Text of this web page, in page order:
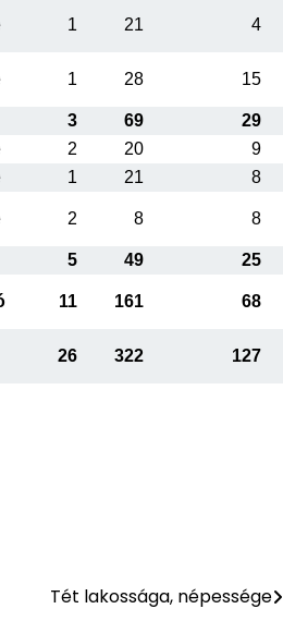
1 21 4
1 28 15
3 69
29
2 20
9
1 21
8
2 8 8
5 49
25
11 161 68
26 322 127
Tét lakossága, népessége